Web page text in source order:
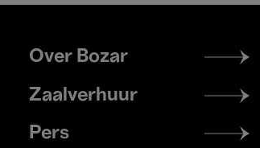
Footer
menu
Over Bozar
Zaalverhuur
Pers